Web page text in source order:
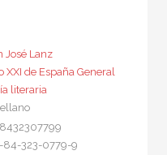
José Lanz
XXI de España General
literaria
84-323-0779-9